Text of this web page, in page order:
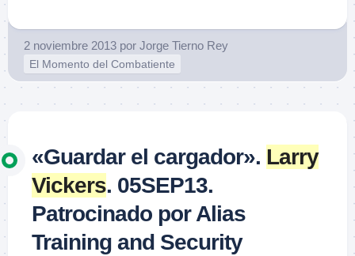
2 noviembre 2013 por Jorge Tierno Rey
El Momento del Combatiente
«Guardar el cargador». Larry
Vickers. 05SEP13.
Patrocinado por Alias
Training and Security